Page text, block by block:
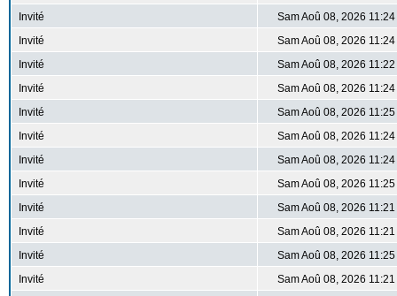
Invité
Sam Aoû 08, 2026
Invité
Sam Aoû 08, 2026
Invité
Sam Aoû 08, 2026
Invité
Sam Aoû 08, 2026
Invité
Sam Aoû 08, 2026
Invité
Sam Aoû 08, 2026
Invité
Sam Aoû 08, 2026
Invité
Sam Aoû 08, 2026
Invité
Sam Aoû 08, 2026
Invité
Sam Aoû 08, 2026
Invité
Sam Aoû 08, 2026
Invité
Sam Aoû 08, 2026